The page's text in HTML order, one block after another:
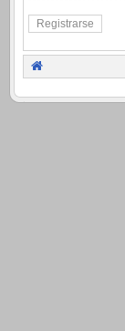
Registrarse
.